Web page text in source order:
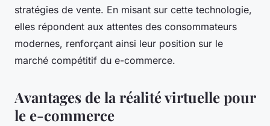
stratégies de vente. En misant sur cette technologie,
elles répondent aux attentes des consommateurs
modernes, renforçant ainsi leur position sur le
marché compétitif du e-commerce.
Avantages de la réalité virtuelle pour
le e-commerce